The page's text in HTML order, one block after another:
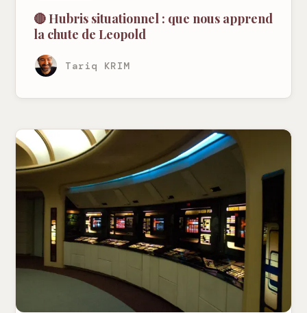
🔴 Hubris situationnel : que nous apprend
la chute de Leopold
Tariq KRIM